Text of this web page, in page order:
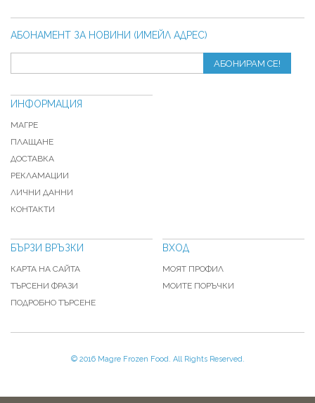
АБОНАМЕНТ ЗА НОВИНИ (ИМЕЙЛ АДРЕС)
АБОНИРАМ СЕ!
ИНФОРМАЦИЯ
МАГРЕ
ПЛАЩАНЕ
ДОСТАВКА
РЕКЛАМАЦИИ
ЛИЧНИ ДАННИ
КОНТАКТИ
БЪРЗИ ВРЪЗКИ
КАРТА НА САЙТА
ТЪРСЕНИ ФРАЗИ
ПОДРОБНО ТЪРСЕНЕ
ВХОД
МОЯТ ПРОФИЛ
МОИТЕ ПОРЪЧКИ
© 2016 Magre Frozen Food. All Rights Reserved.